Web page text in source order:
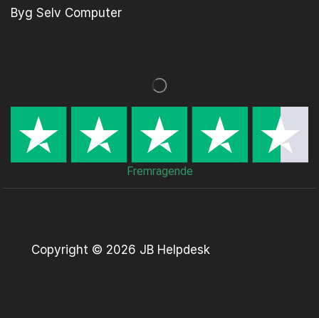
Byg Selv Computer
Fremragende
Copyright © 2026 JB Helpdesk